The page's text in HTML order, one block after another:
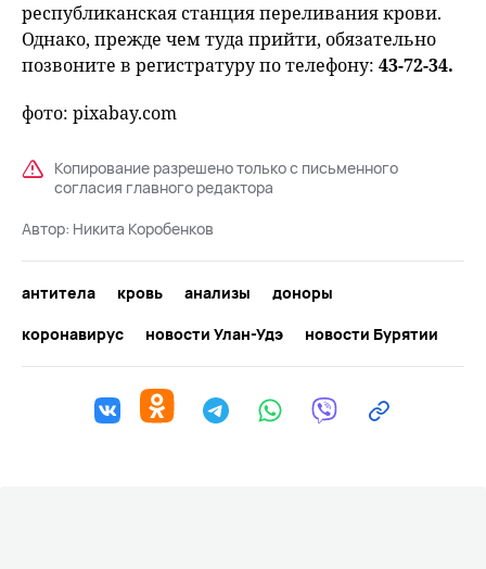
республиканская станция переливания крови.
Однако, прежде чем туда прийти, обязательно
позвоните в регистратуру по телефону: 43-72-34.
фото: pixabay.com
Копирование разрешено только с письменного
согласия главного редактора
Автор: Никита Коробенков
антитела кровь анализы
доноры
коронавирус
новости Улан-Удэ новости Бурятии